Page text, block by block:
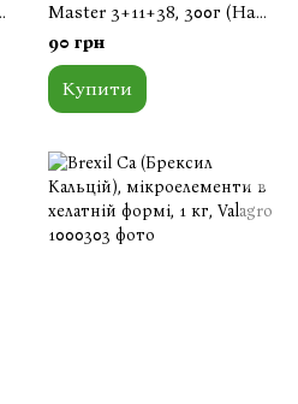
Master 3+11+38, 300г (На
вагу)
90 грн
Купити